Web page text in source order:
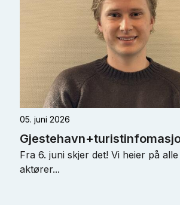
05. juni 2026
Fra 6. juni skjer det! Vi heier på
aktører...